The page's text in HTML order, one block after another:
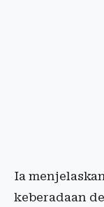
Ia
keberadaan